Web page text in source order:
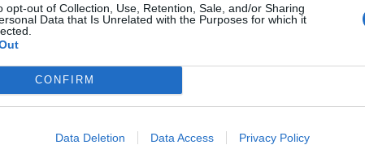
opt-out of Collection, Use, Retention, Sale, and/or Sharing
Data that Is Unrelated with the Purposes for which it
CONFIRM
Data Deletion Data Access Privacy Policy
Czy odpowiesz poprawnie na
56 lat temu